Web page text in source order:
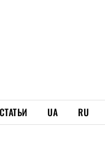
СТАТЬИ UA RU